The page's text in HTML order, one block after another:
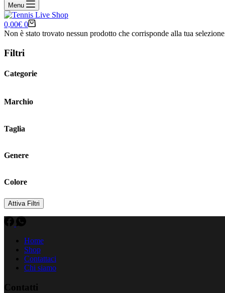
Menu
Carrello
0,00€ 0
Non è stato trovato nessun prodotto che corrisponde alla tua
Filtri
Categorie
Marchio
Taglia
Genere
Colore
Attiva Filtri
Home
Shop
Contattaci
Chi siamo
Contatti